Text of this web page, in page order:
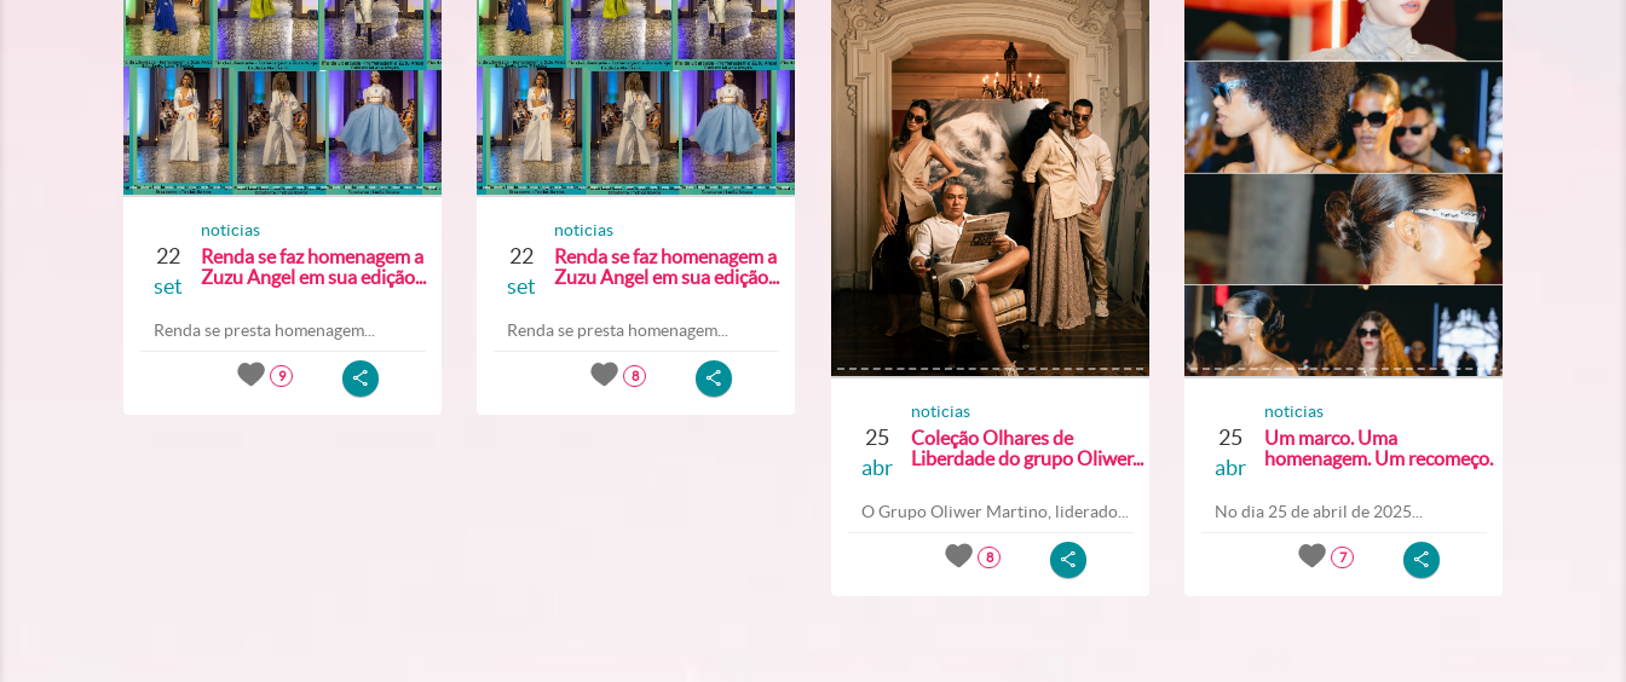
22
set
noticias
Renda se faz homenagem a
Zuzu Angel em sua edição...
Renda se presta homenagem...
9
22
set
noticias
Renda se faz homenagem a
Zuzu Angel em sua edição...
Renda se presta homenagem...
8
25
abr
noticias
Coleção Olhares de
Liberdade do grupo Oliwer...
O Grupo Oliwer Martino, liderado...
8
25
abr
noticias
Um marco. Uma
homenagem. Um recomeço.
No dia 25 de abril de 2025...
7